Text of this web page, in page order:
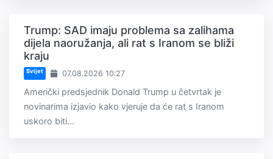
Trump: SAD imaju problema sa zalihama
dijela naoružanja, ali rat s Iranom se bliži
kraju
Svijet 07.08.2026 10:27
Američki predsjednik Donald Trump u četvrtak je
novinarima izjavio kako vjeruje da će rat s Iranom
uskoro biti...